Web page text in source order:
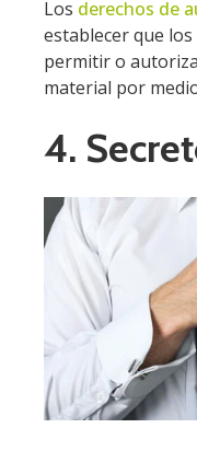
Los derechos de
establecer que
permitir o
material por
4.